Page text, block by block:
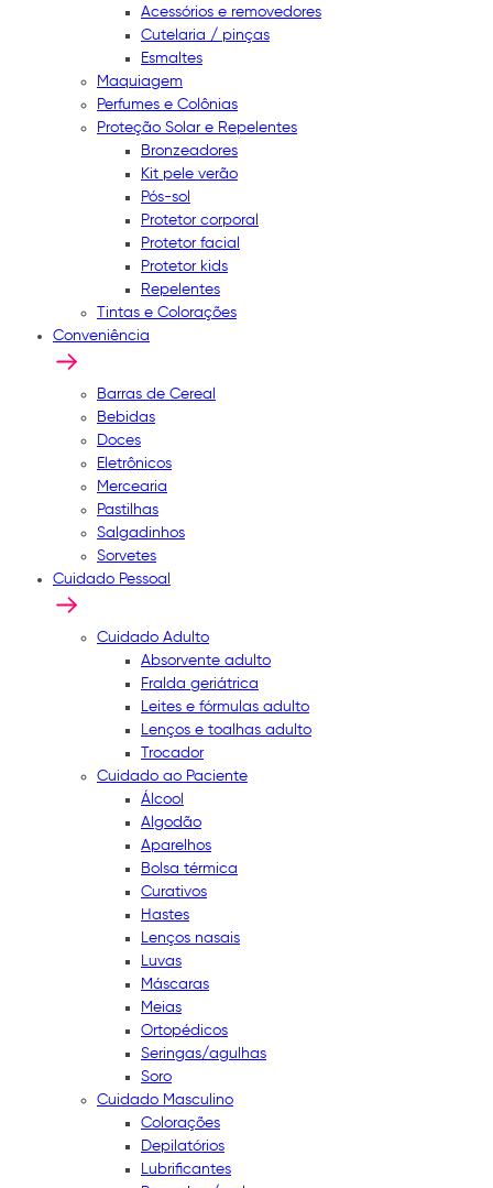
Acessórios e removedores
Cutelaria / pinças
Esmaltes
Maquiagem
Perfumes e Colônias
Proteção Solar e Repelentes
Bronzeadores
Kit pele verão
Pós-sol
Protetor corporal
Protetor facial
Protetor kids
Repelentes
Tintas e Colorações
Conveniência
Barras de Cereal
Bebidas
Doces
Eletrônicos
Mercearia
Pastilhas
Salgadinhos
Sorvetes
Cuidado Pessoal
Cuidado Adulto
Absorvente adulto
Fralda geriátrica
Leites e fórmulas adulto
Lenços e toalhas adulto
Trocador
Cuidado ao Paciente
Álcool
Algodão
Aparelhos
Bolsa térmica
Curativos
Hastes
Lenços nasais
Luvas
Máscaras
Meias
Ortopédicos
Seringas/agulhas
Soro
Cuidado Masculino
Colorações
Depilatórios
Lubrificantes